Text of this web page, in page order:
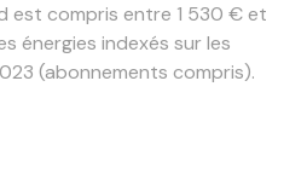
est compris entre 1 530 € et
énergies indexés sur les
(abonnements compris).